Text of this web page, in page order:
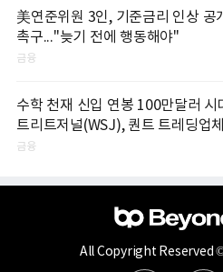
美연준위원 3인, 기준금리 인상 공
촉구..."늦기 전에 행동해야"
금융
수학 천재 신입 연봉 100만달러 시
트리트저널(WSJ), 퀀트 트레딩업
업들 인재 확보 경쟁
금융
All Copyright Reserved